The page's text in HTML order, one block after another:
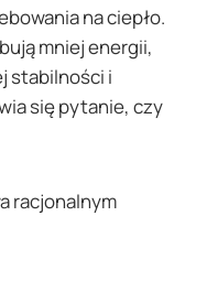
na ciepło.
mniej energii,
stabilności i
się pytanie, czy
racjonalnym